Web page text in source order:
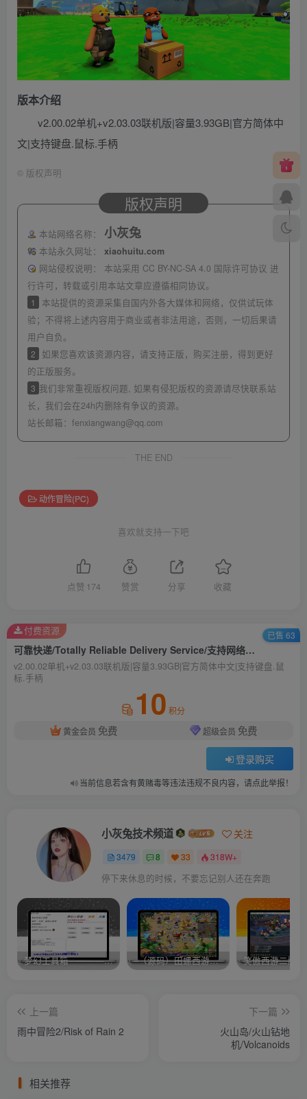
版本介绍
v2.00.02单机+v2.03.03联机版|容量3.93GB|官方简体中
文|支持键盘.鼠标.手柄
© 版权声明
版权声明
本站网络名称： 小灰兔
本站永久网址：
xiaohuitu.com
网站侵权说明：
本站采用 CC BY-NC-SA 4.0 国际许可协议 进
行许可，转载或引用本站文章应遵循相同协议。
1
本站提供的资源采集自国内外各大媒体和网络，仅供试玩体
验；不得将上述内容用于商业或者非法用途，否则，一切后果请
用户自负。
2
如果您喜欢该资源内容，请支持正版，购买注册，得到更好
的正版服务。
3 我们非常重视版权问题, 如果有侵犯版权的资源请尽快联系站
长，我们会在24h内删除有争议的资源。
站长邮箱： fenxiangwang@qq.com
THE END
动作冒险(PC)
喜欢就支持一下吧
点赞 174 赞赏 分享 收藏
可靠快递/Totally Reliable Delivery Service/支持网络联机
v2.00.02单机+v2.03.03联机版|容量3.93GB|官方简体中文|支持键盘.鼠
标.手柄
10 积分
黄金会员 免费 超级会员 免费
登录购买
当前信息若含有黄赌毒等违法违规不良内容，请点此举报！
付费资源 已售 63
小灰兔技术频道 关注
3479 8 33 318W+
停下来休息的时候，不要忘记别人还在奔跑
梦幻工具箱————-免费 –（源码）田螺西游9.0 假人摆摊18门派飞升渡劫化圣助战最新BB谛听…. 笑傲西游二版-
上一篇
雨中冒险2/Risk of Rain 2
下一篇
火山岛/火山钻地
机/Volcanoids
相关推荐